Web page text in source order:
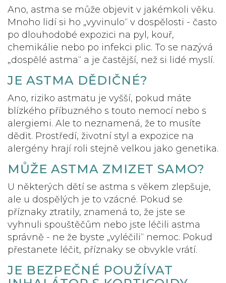
Ano, astma se může objevit v jakémkoli věku.
Mnoho lidí si ho „vyvinulo“ v dospělosti - často
po dlouhodobé expozici na pyl, kouř,
chemikálie nebo po infekci plic. To se nazývá
„dospělé astma“ a je častější, než si lidé myslí.
JE ASTMA DĚDIČNÉ?
Ano, riziko astmatu je vyšší, pokud máte
blízkého příbuzného s touto nemocí nebo s
alergiemi. Ale to neznamená, že to musíte
dědit. Prostředí, životní styl a expozice na
alergény hrají roli stejně velkou jako genetika.
MŮŽE ASTMA ZMIZET SAMO?
U některých dětí se astma s věkem zlepšuje,
ale u dospělých je to vzácné. Pokud se
příznaky ztratily, znamená to, že jste se
vyhnuli spouštěčům nebo jste léčili astma
správně - ne že byste „vyléčili“ nemoc. Pokud
přestanete léčit, příznaky se obvykle vrátí.
JE BEZPEČNÉ POUŽÍVAT